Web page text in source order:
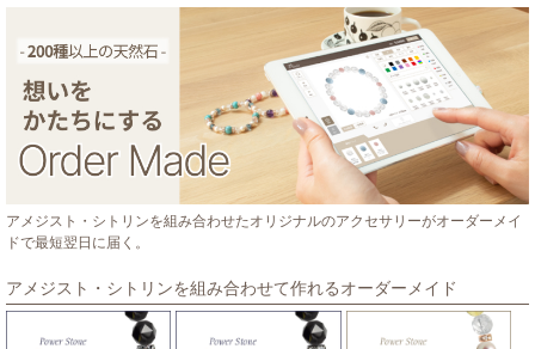
アメジスト・シトリンを組み合わせたオリジナルのアクセサリーがオーダーメイ
ドで最短翌日に届く。
アメジスト・シトリンを組み合わせて作れるオーダーメイド